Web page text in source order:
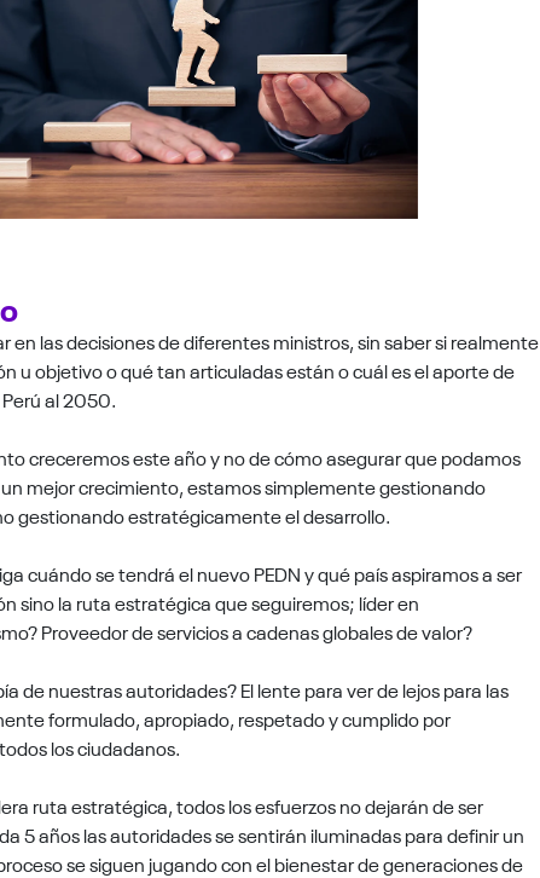
en las decisiones de diferentes ministros, sin saber si realmente
u objetivo o qué tan articuladas están o cuál es el aporte de
al 2050.
creceremos este año y no de cómo asegurar que podamos
mejor crecimiento, estamos simplemente gestionando
gestionando estratégicamente el desarrollo.
cuándo se tendrá el nuevo PEDN y qué país aspiramos a ser
sino la ruta estratégica que seguiremos; líder en
Proveedor de servicios a cadenas globales de valor?
de nuestras autoridades? El lente para ver de lejos para las
formulado, apropiado, respetado y cumplido por
los ciudadanos.
ruta estratégica, todos los esfuerzos no dejarán de ser
5 años las autoridades se sentirán iluminadas para definir un
se siguen jugando con el bienestar de generaciones de